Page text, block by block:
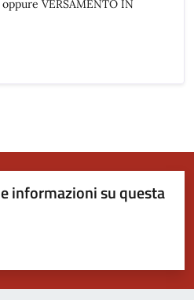
VERSAMENTO IN
informazioni su questa
su 5
5